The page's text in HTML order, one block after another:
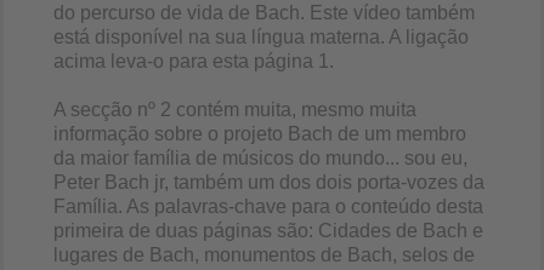
do percurso de vida de Bach. Este vídeo também
está disponível na sua língua materna. A ligação
acima leva-o para esta página 1.
A secção nº 2 contém muita, mesmo muita
informação sobre o projeto Bach de um membro
da maior família de músicos do mundo... sou eu,
Peter Bach jr, também um dos dois porta-vozes da
Família. As palavras-chave para o conteúdo desta
primeira de duas páginas são: Cidades de Bach e
lugares de Bach, monumentos de Bach, selos de